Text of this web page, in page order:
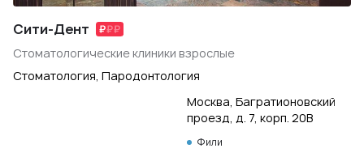
Сити-Дент
Стоматологические клиники взрослые
Стоматология, Пародонтология
Москва, Багратионовский
проезд, д. 7, корп. 20В
Фили